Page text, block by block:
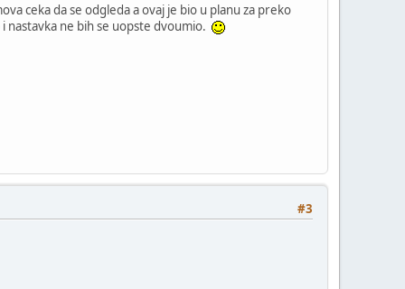
ceka da se odgleda a ovaj je bio u planu za preko
nastavka ne bih se uopste dvoumio.
#3